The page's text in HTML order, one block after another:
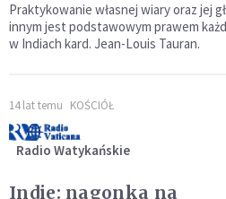
Praktykowanie własnej wiary oraz jej
innym jest podstawowym prawem
w Indiach kard. Jean-Louis Tauran.
14 lat temu KOŚCIÓŁ
Radio Watykańskie
Indie: nagonka na